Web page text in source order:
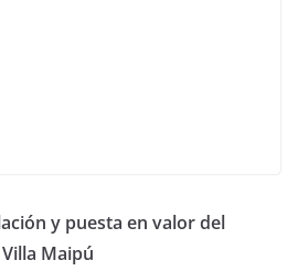
y puesta en valor del
Maipú